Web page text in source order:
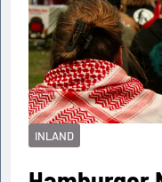
INLAND